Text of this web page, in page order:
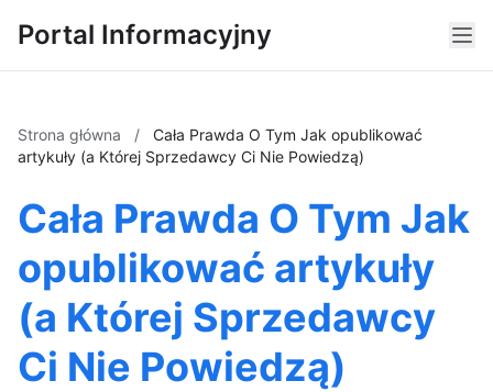
Portal Informacyjny
Strona główna /
Cała Prawda O Tym Jak opublikować
artykuły (a Której Sprzedawcy Ci Nie Powiedzą)
Cała Prawda O Tym Jak
opublikować artykuły
(a Której Sprzedawcy
Ci Nie Powiedzą)